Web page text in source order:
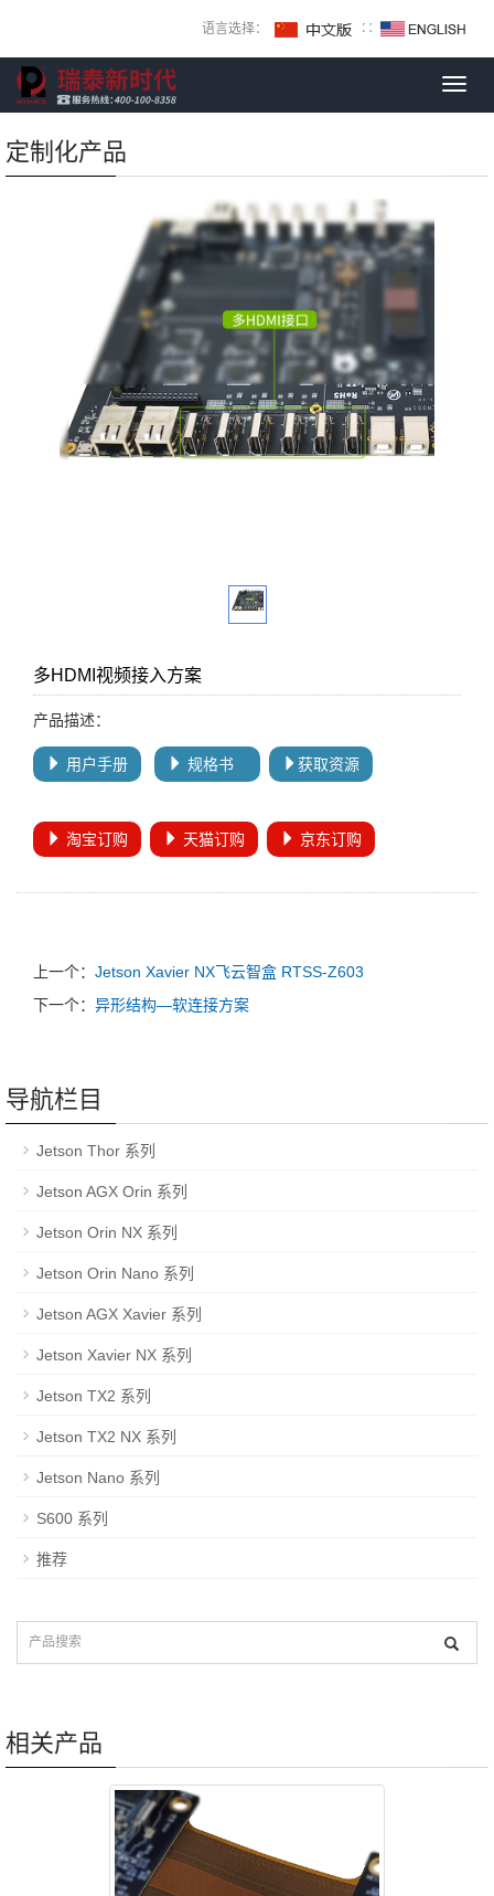
语言选择： ∷
定制化产品
多HDMI视频接入方案
产品描述：
用户手册 规格书 获取资源
淘宝订购 天猫订购 京东订购
上一个： Jetson Xavier NX飞云智盒 RTSS-Z603
下一个： 异形结构—软连接方案
导航栏目
Jetson Thor 系列
Jetson AGX Orin 系列
Jetson Orin NX 系列
Jetson Orin Nano 系列
Jetson AGX Xavier 系列
Jetson Xavier NX 系列
Jetson TX2 系列
Jetson TX2 NX 系列
Jetson Nano 系列
S600 系列
推荐
相关产品